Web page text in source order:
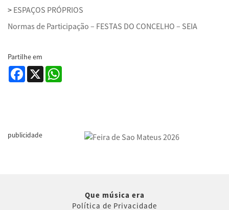
> ESPAÇOS PRÓPRIOS
Normas de Participação – FESTAS DO CONCELHO – SEIA
Partilhe em
Facebook
X
publicidade
Que música era
Política de Privacidade